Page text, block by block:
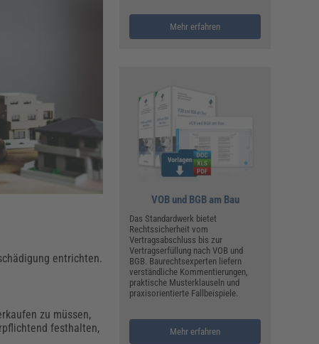
entrichten.
zu müssen,
festhalten,
Mehr erfahren
VOB und BGB am Bau
Das Standardwerk bietet
Rechtssicherheit vom
Vertragsabschluss bis zur
Vertragserfüllung nach VOB und
BGB. Baurechtsexperten liefern
verständliche Kommentierungen,
praktische Musterklauseln und
praxisorientierte Fallbeispiele.
Mehr erfahren